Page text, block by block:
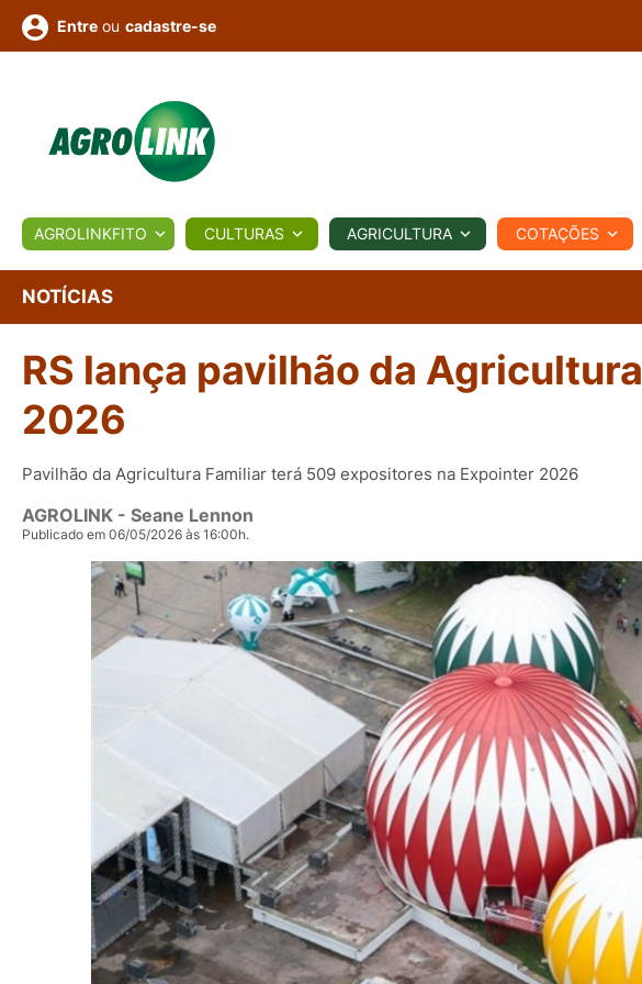
BIOLÓGICOS COTAÇÕES NOTÍCIAS AGROTEMPO REGIONAL
Conversor Colunistas Eventos
e
Vídeos
Entre ou cadastre-se
AGROLINKFITO CULTURAS AGRICULTURA COTAÇÕES
NOTÍCIAS
RS lança pavilhão da
2026
Pavilhão da Agricultura Familiar terá 509 expositores na Expointer 2026
AGROLINK - Seane Lennon
Publicado em 06/05/2026 às 16:00h.